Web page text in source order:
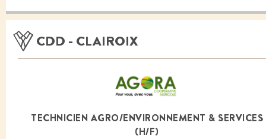
CDD - CLAIROIX
TECHNICIEN AGRO/ENVIRONNEMENT & SERVICES
(H/F)